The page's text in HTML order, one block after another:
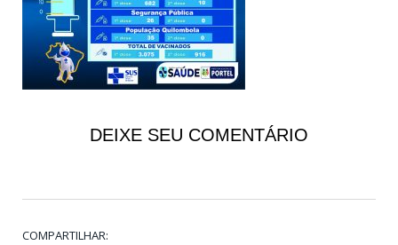
DEIXE SEU COMENTÁRIO
COMPARTILHAR: